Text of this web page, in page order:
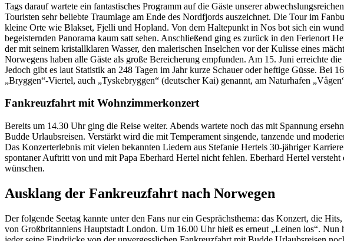
Tags darauf wartete ein fantastisches Programm auf die Gäste unserer abwechslungsreichen
Touristen sehr beliebte Traumlage am Ende des Nordfjords auszeichnet. Die Tour im
kleine Orte wie Blakset, Fjelli und Hopland. Von dem Haltepunkt in Nos bot sich ein
begeisternden Panorama kaum satt sehen. Anschließend ging es zurück in den Ferienort
der mit seinem kristallklaren Wasser, den malerischen Inselchen vor der Kulisse eines
Norwegens haben alle Gäste als große Bereicherung empfunden. Am 15. Juni erreichte
Jedoch gibt es laut Statistik an 248 Tagen im Jahr kurze Schauer oder heftige Güsse. Bei
„Bryggen“-Viertel, auch „Tyskebryggen“ (deutscher Kai) genannt, am Naturhafen
Fankreuzfahrt mit Wohnzimmerkonzert
Bereits um 14.30 Uhr ging die Reise weiter. Abends wartete noch das mit Spannung
Budde Urlaubsreisen. Verstärkt wird die mit Temperament singende, tanzende und
Das Konzerterlebnis mit vielen bekannten Liedern aus Stefanie Hertels 30-jähriger
spontaner Auftritt von und mit Papa Eberhard Hertel nicht fehlen. Eberhard Hertel
wünschen.
Ausklang der Fankreuzfahrt nach Norwegen
Der folgende Seetag kannte unter den Fans nur ein Gesprächsthema: das Konzert, die
von Großbritanniens Hauptstadt London. Um 16.00 Uhr hieß es erneut „Leinen los“.